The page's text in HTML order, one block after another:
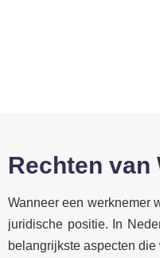
Rechten van
Wanneer een werknemer
juridische positie. In
belangrijkste aspecten